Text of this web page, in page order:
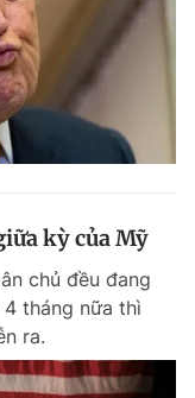
kỳ của Mỹ
chủ đều đang
tháng nữa thì
ra.